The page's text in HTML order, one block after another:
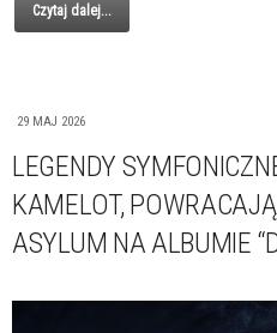
Czytaj dalej...
29 MAJ 2026
LEGENDY
KAMELOT,
ASYLUM NA ALBUMIE